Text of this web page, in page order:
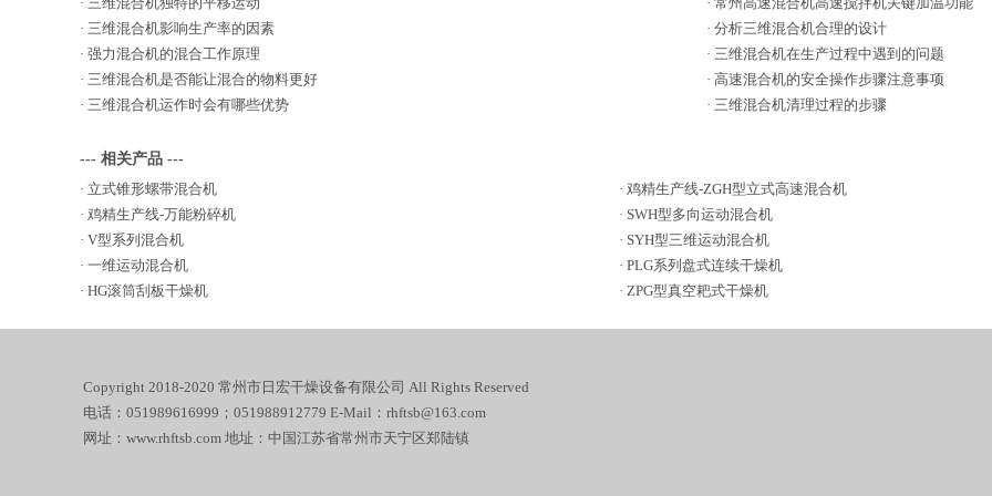
· 三维混合机影响生产率的因素 · 分析三维混合机合理的设计
· 强力混合机的混合工作原理 · 三维混合机在生产过程中遇到的问题
· 三维混合机是否能让混合的物料更好 · 高速混合机的安全操作步骤注意事项
· 三维混合机运作时会有哪些优势 · 三维混合机清理过程的步骤
--- 相关产品 ---
· 立式锥形螺带混合机 · 鸡精生产线-ZGH型立式高速混合机
· 鸡精生产线-万能粉碎机 · SWH型多向运动混合机
· V型系列混合机 · SYH型三维运动混合机
· 一维运动混合机 · PLG系列盘式连续干燥机
· HG滚筒刮板干燥机 · ZPG型真空耙式干燥机
Copyright 2018-2020 常州市日宏干燥设备有限公司 All Rights Reserved
电话：051989616999；051988912779 E-Mail：rhftsb@163.com
网址：www.rhftsb.com 地址：中国江苏省常州市天宁区郑陆镇